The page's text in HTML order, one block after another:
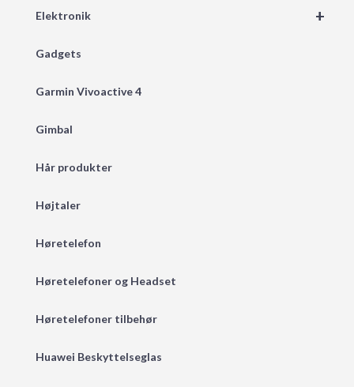
+
Elektronik
Gadgets
Garmin Vivoactive 4
Gimbal
Hår produkter
Højtaler
Høretelefon
Høretelefoner og Headset
Høretelefoner tilbehør
Huawei Beskyttelseglas